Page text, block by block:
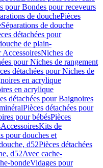
pour Bondes pour receveurs
de douchePièces
Séparations de douche
détachées pour
de plain-
AccessoiresNiches de
pour Niches de rangement
détachées pour Niches de
en acrylique
en acrylique
détachées pour Baignoires
Pièces détachées pour
pour bébésPièces
AccessoiresKits de
pour douches et
d52Pièces détachées
d52Avec cache-
bondeVidages pour